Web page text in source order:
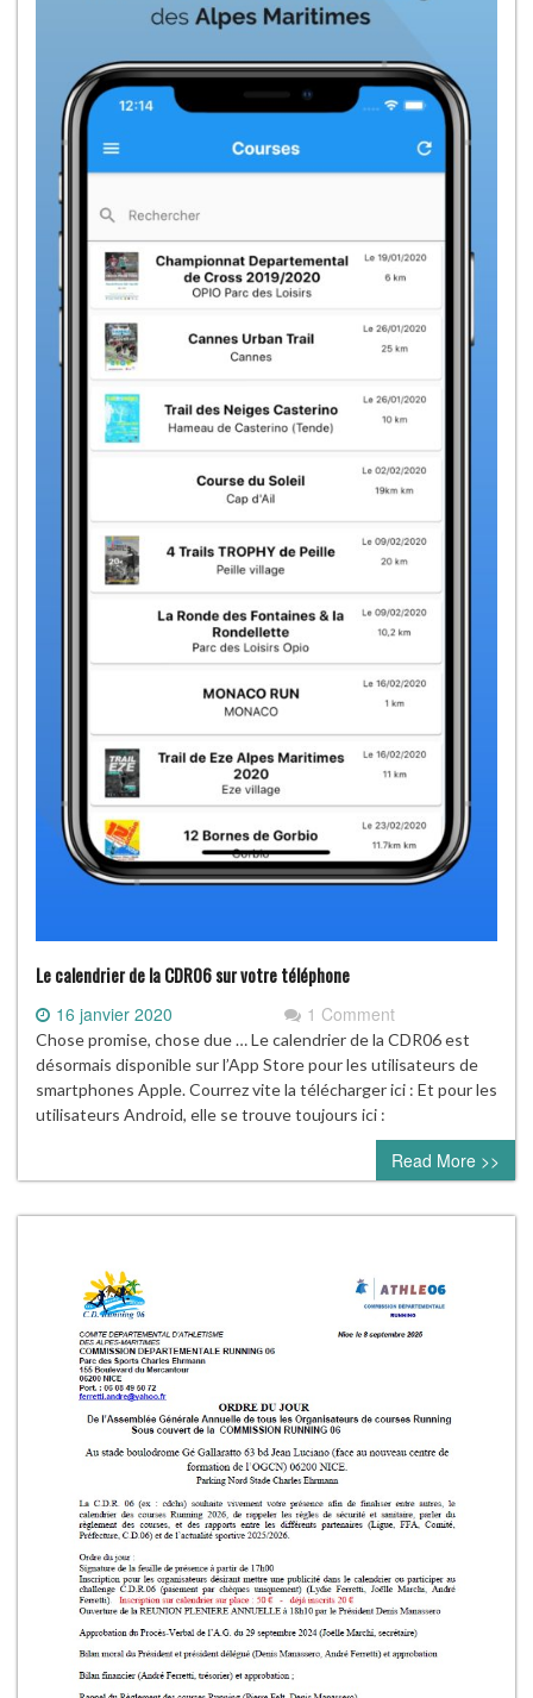
Le calendrier de la CDR06 sur votre téléphone
16 janvier 2020 1 Comment
Chose promise, chose due … Le calendrier de la CDR06 est
désormais disponible sur l’App Store pour les utilisateurs de
smartphones Apple. Courrez vite la télécharger ici : Et pour les
utilisateurs Android, elle se trouve toujours ici :
Read More >>